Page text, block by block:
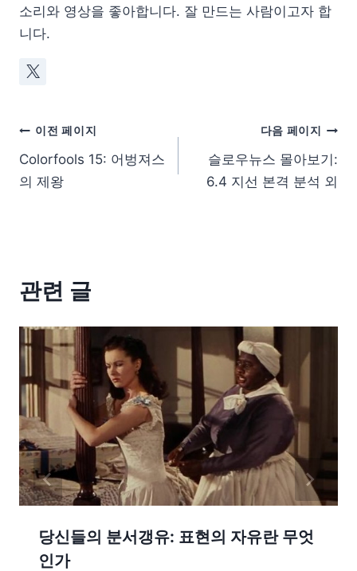
소리와 영상을 좋아합니다. 잘 만드는 사람이고자 합
니다.
이전 페이지
Colorfools 15: 어벙져스
의 제왕
다음 페이지
슬로우뉴스 몰아보기:
6.4 지선 본격 분석 외
관련 글
당신들의 분서갱유: 표현의 자유란 무엇
인가